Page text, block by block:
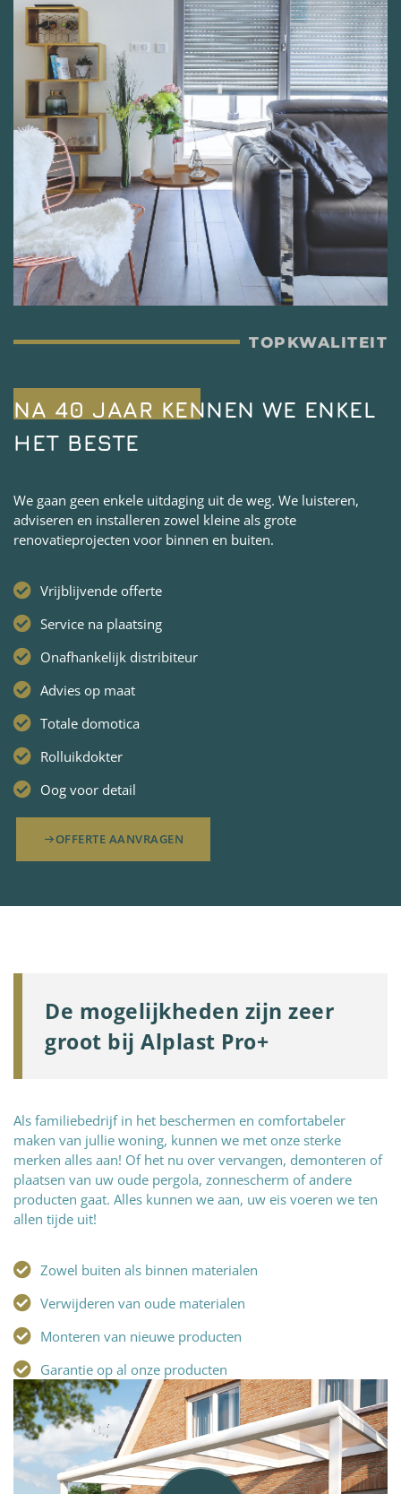
TOPKWALITEIT
NA 40 JAAR KENNEN WE ENKEL
HET BESTE
We gaan geen enkele uitdaging uit de weg. We luisteren,
adviseren en installeren zowel kleine als grote
renovatieprojecten voor binnen en buiten.
Vrijblijvende offerte
Service na plaatsing
Onafhankelijk distribiteur
Advies op maat
Totale domotica
Rolluikdokter
Oog voor detail
OFFERTE AANVRAGEN
De mogelijkheden zijn zeer
groot bij Alplast Pro+
Als familiebedrijf in het beschermen en comfortabeler
maken van jullie woning, kunnen we met onze sterke
merken alles aan! Of het nu over vervangen, demonteren of
plaatsen van uw oude pergola, zonnescherm of andere
producten gaat. Alles kunnen we aan, uw eis voeren we ten
allen tijde uit!
Zowel buiten als binnen materialen
Verwijderen van oude materialen
Monteren van nieuwe producten
Garantie op al onze producten